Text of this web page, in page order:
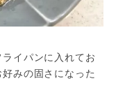
イパンに入れてお
みの固さになった